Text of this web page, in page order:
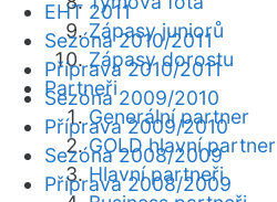
Zápasy juniorů
Zápasy dorostu
Partneři
Generální partner
GOLD hlavní partner
Hlavní partneři
EHT 2011
Sezóna 2010/2011
Příprava 2010/2011
Sezóna 2009/2010
Příprava 2009/2010
Sezóna 2008/2009
Příprava 2008/2009